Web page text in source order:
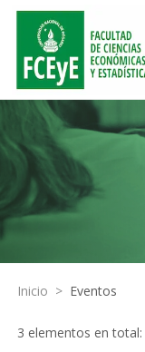
Inicio > Eventos
3 elementos en total: